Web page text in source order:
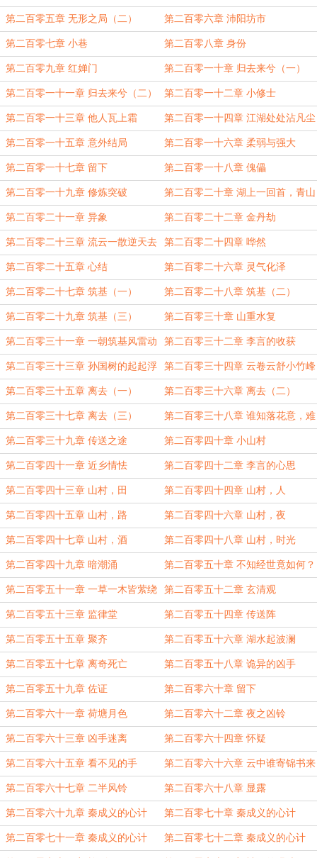
第二百零五章 无形之局（二） 第二百零六章 沛阳坊市
第二百零七章 小巷 第二百零八章 身份
第二百零九章 红婵门 第二百零一十章 归去来兮（一）
第二百零一十一章 归去来兮（二） 第二百零一十二章 小修士
第二百零一十三章 他人瓦上霜 第二百零一十四章 江湖处处沾凡尘
第二百零一十五章 意外结局 第二百零一十六章 柔弱与强大
第二百零一十七章 留下 第二百零一十八章 傀儡
第二百零一十九章 修炼突破 第二百零二十章 湖上一回首，青山
卷白云
第二百零二十一章 异象 第二百零二十二章 金丹劫
第二百零二十三章 流云一散逆天去 第二百零二十四章 哗然
第二百零二十五章 心结 第二百零二十六章 灵气化泽
第二百零二十七章 筑基（一） 第二百零二十八章 筑基（二）
第二百零二十九章 筑基（三） 第二百零三十章 山重水复
第二百零三十一章 一朝筑基风雷动 第二百零三十二章 李言的收获
第二百零三十三章 孙国树的起起浮
浮
第二百零三十四章 云卷云舒小竹峰
第二百零三十五章 离去（一） 第二百零三十六章 离去（二）
第二百零三十七章 离去（三） 第二百零三十八章 谁知落花意，难
明流水
第二百零三十九章 传送之途 第二百零四十章 小山村
第二百零四十一章 近乡情怯 第二百零四十二章 李言的心思
第二百零四十三章 山村，田 第二百零四十四章 山村，人
第二百零四十五章 山村，路 第二百零四十六章 山村，夜
第二百零四十七章 山村，酒 第二百零四十八章 山村，时光
第二百零四十九章 暗潮涌 第二百零五十章 不知经世竟如何？
第二百零五十一章 一草一木皆萦绕 第二百零五十二章 玄清观
第二百零五十三章 监律堂 第二百零五十四章 传送阵
第二百零五十五章 聚齐 第二百零五十六章 湖水起波澜
第二百零五十七章 离奇死亡 第二百零五十八章 诡异的凶手
第二百零五十九章 佐证 第二百零六十章 留下
第二百零六十一章 荷塘月色 第二百零六十二章 夜之凶铃
第二百零六十三章 凶手迷离 第二百零六十四章 怀疑
第二百零六十五章 看不见的手 第二百零六十六章 云中谁寄锦书来
第二百零六十七章 二半风铃 第二百零六十八章 显露
第二百零六十九章 秦成义的心计
（一）
第二百零七十章 秦成义的心计
（二）
第二百零七十一章 秦成义的心计 第二百零七十二章 秦成义的心计